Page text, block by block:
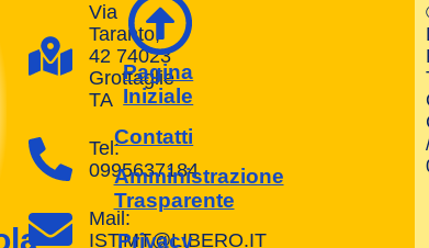
Via
Taranto,
42 74023
Grottaglie
TA
Tel:
0995637184
Mail:
IST.MT@LIBERO.IT
Pagina
Iniziale
Contatti
Amministrazione
Trasparente
Privacy